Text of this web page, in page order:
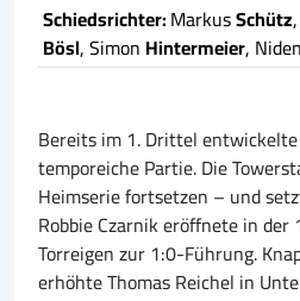
Schiedsrichter:MarkusSchütz
Bösl, Simon Hintermeier,
Bereits im 1. Drittel
temporeiche Partie. Die
Heimserie fortsetzen – und
Robbie Czarnik eröffnete in der
Torreigen zur 1:0-Führung.
erhöhte Thomas Reichel in